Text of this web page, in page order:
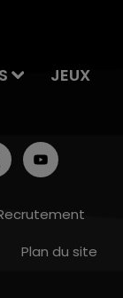
JEUX
Plan du site